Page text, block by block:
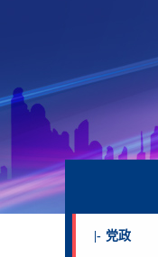
|- 党政